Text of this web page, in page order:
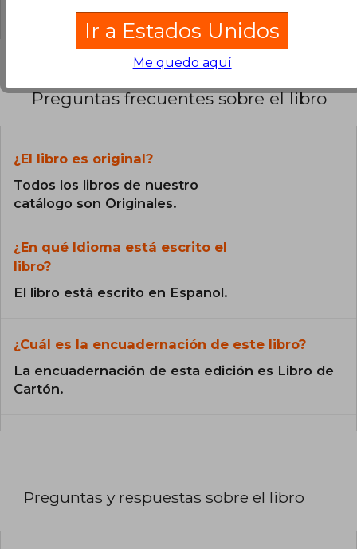
Preguntas frecuentes sobre el libro
¿El libro es original?
Todos los libros de nuestro
catálogo son Originales.
¿En qué Idioma está escrito el
libro?
El libro está escrito en Español.
¿Cuál es la encuadernación de este libro?
La encuadernación de esta edición es Libro de
Cartón.
Preguntas y respuestas sobre el libro
Ir a Estados Unidos
Me quedo aquí